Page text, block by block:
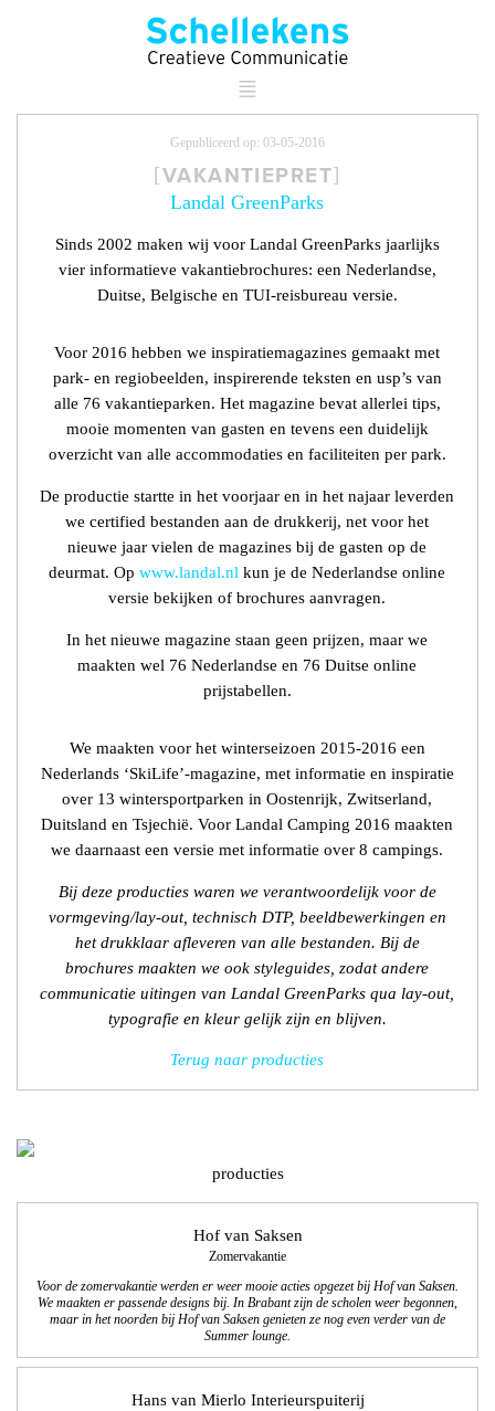
Gepubliceerd op: 03-05-2016
VAKANTIEPRET
Landal GreenParks
Sinds 2002 maken wij voor Landal GreenParks jaarlijks
vier informatieve vakantiebrochures: een Nederlandse,
Duitse, Belgische en TUI-reisbureau versie.
Voor 2016 hebben we inspiratiemagazines gemaakt met
park- en regiobeelden, inspirerende teksten en usp’s van
alle 76 vakantie­parken. Het magazine bevat allerlei tips,
mooie momenten van gasten en tevens een duidelijk
overzicht van alle accommodaties en faciliteiten per park.
De productie startte in het voorjaar en in het najaar leverden
we certified bestanden aan de drukkerij, net voor het
nieuwe jaar vielen de magazines bij de gasten op de
deurmat. Opwww.landal.nl kun je de Nederlandse online
versie bekijken of brochures aanvragen.
In het nieuwe magazine staan geen prijzen, maar we
maakten wel 76 Nederlandse en 76 Duitse online
prijstabellen.
We maakten voor het winterseizoen 2015-2016 een
Nederlands ‘SkiLife’-magazine, met informatie en inspiratie
over 13 wintersportparken in Oostenrijk, Zwitserland,
Duitsland en Tsjechië. Voor Landal Camping 2016 maakten
we daarnaast een versie met informatie over 8 campings.
Bij deze producties waren we verantwoordelijk voor de
vormgeving/lay-out, technisch DTP, beeldbewerkingen en
het drukklaar afleveren van alle bestanden. Bij de
brochures maakten we ook styleguides, zodat andere
communicatie uitingen van Landal GreenParks qua lay-out,
typografie en kleur gelijk zijn en blijven.
Terug naar producties
producties
Hof van Saksen
Zomervakantie
Voor de zomervakantie werden er weer mooie acties opgezet bij Hof van Saksen.
We maakten er passende designs bij. In Brabant zijn de scholen weer begonnen,
maar in het noorden bij Hof van Saksen genieten ze nog even verder van de
Summer lounge.
Hans van Mierlo Interieurspuiterij